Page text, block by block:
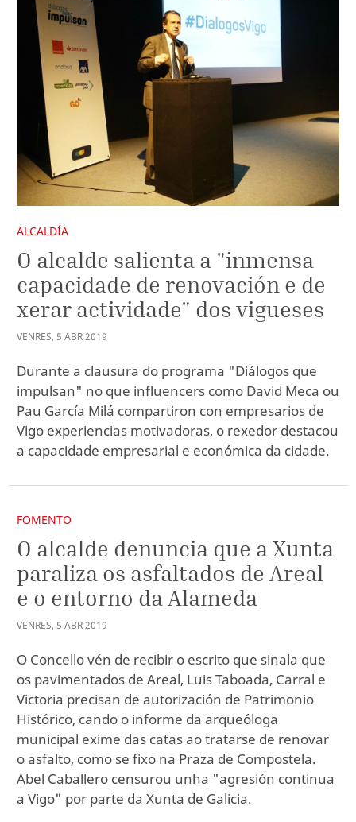
ALCALDÍA
O alcalde salienta a "inmensa
capacidade de renovación e de
xerar actividade" dos vigueses
VENRES, 5 ABR2019
Durante a clausura do programa "Diálogos que
impulsan" no que influencers como David Meca ou
Pau García Milá compartiron con empresarios de
Vigo experiencias motivadoras, o rexedor destacou
a capacidade empresarial e económica da cidade.
FOMENTO
O alcalde denuncia que a Xunta
paraliza os asfaltados de Areal
e o entorno da Alameda
VENRES, 5 ABR2019
O Concello vén de recibir o escrito que sinala que
os pavimentados de Areal, Luis Taboada, Carral e
Victoria precisan de autorización de Patrimonio
Histórico, cando o informe da arqueóloga
municipal exime das catas ao tratarse de renovar
o asfalto, como se fixo na Praza de Compostela.
Abel Caballero censurou unha "agresión continua
a Vigo" por parte da Xunta de Galicia.